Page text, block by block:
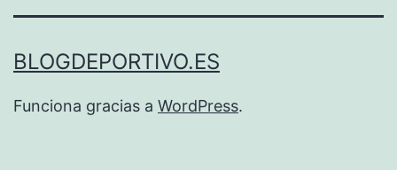
BLOGDEPORTIVO.ES
Funciona gracias a WordPress.